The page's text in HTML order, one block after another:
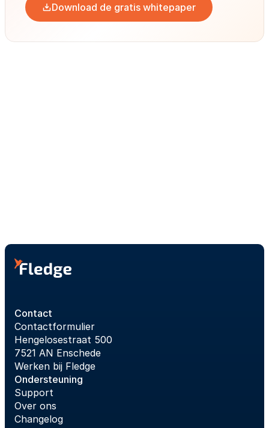
Download de gratis whitepaper
Contact
Contactformulier
Hengelosestraat 500
7521 AN Enschede
Werken bij Fledge
Ondersteuning
Support
Over ons
Changelog